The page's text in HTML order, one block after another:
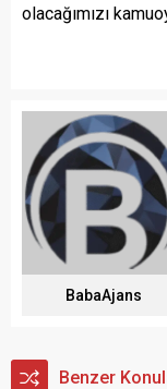
olacağımızı
BabaAjans
Benzer